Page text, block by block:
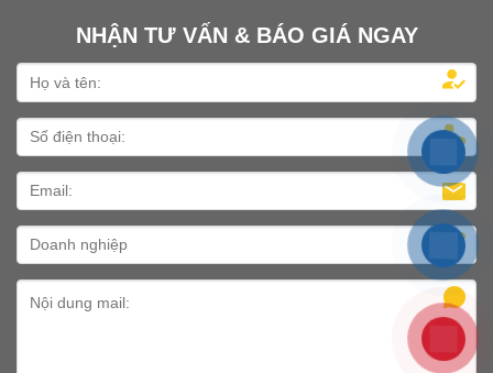
NHẬN TƯ VẤN & BÁO GIÁ NGAY